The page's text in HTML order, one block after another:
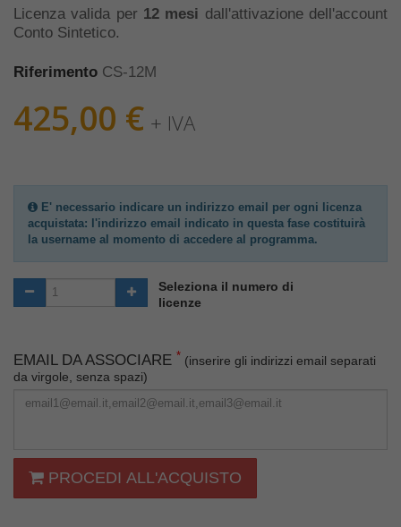
Licenza valida per 12 mesi dall'attivazione dell'account
Conto Sintetico.
Riferimento CS-12M
425,00 € + IVA
E' necessario indicare un indirizzo email per ogni licenza
acquistata: l'indirizzo email indicato in questa fase costituirà
la username al momento di accedere al programma.
Seleziona il numero di
licenze
EMAIL DA ASSOCIARE * (inserire gli indirizzi email separati
da virgole, senza spazi)
PROCEDI ALL'ACQUISTO